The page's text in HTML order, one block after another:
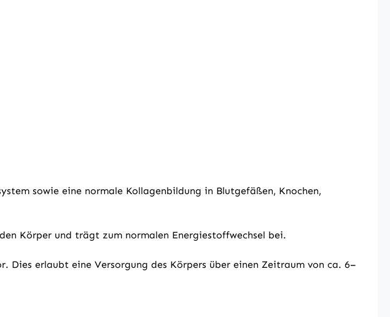
sowie eine normale Kollagenbildung in Blutgefäßen, Knochen,
Körper und trägt zum normalen Energiestoffwechsel bei.
erlaubt eine Versorgung des Körpers über einen Zeitraum von ca. 6–